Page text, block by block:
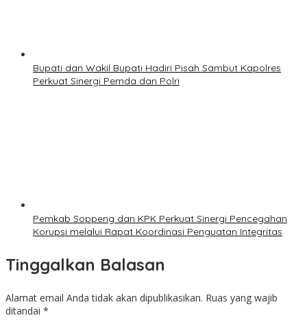
Bupati dan Wakil Bupati Hadiri Pisah Sambut Kapolres
Perkuat Sinergi Pemda dan Polri
Pemkab Soppeng dan KPK Perkuat Sinergi Pencegahan
Korupsi melalui Rapat Koordinasi Penguatan Integritas
Tinggalkan Balasan
Alamat email Anda tidak akan dipublikasikan. Ruas yang wajib
ditandai *